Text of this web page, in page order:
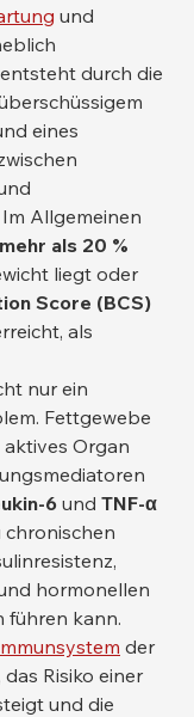
und
durch die
eines
Allgemeinen
mehr als 20 %
liegt oder
Score (BCS)
als
nur ein
Fettgewebe
Organ
6 und TNF-α
chronischen
hormonellen
führen kann.
der
Risiko einer
und die